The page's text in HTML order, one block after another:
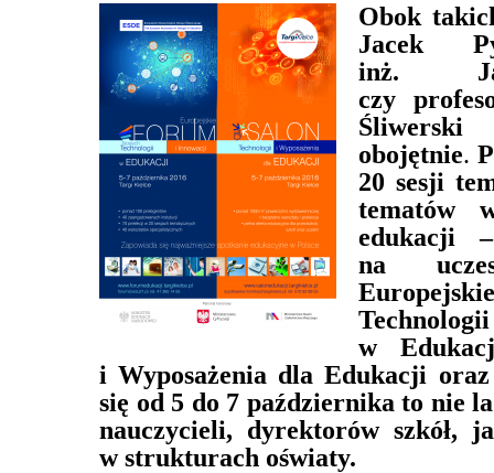
Obok
Jacek
inż.
czy
Śliwerski
obojętnie.
20 sesji
tematów
edukacji
na
w
i Wyposażenia dla Edukacji
się od 5 do 7 października to nie
nauczycieli, dyrektorów szkół,
w strukturach oświaty.